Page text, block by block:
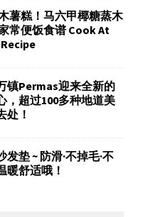
薯糕！马六甲椰糖蒸木
常便饭食谱 Cook At
镇Permas迎来全新的
，超过100多种地道美
处！
垫 ~ 防滑·不掉毛·不
暖舒适哦！